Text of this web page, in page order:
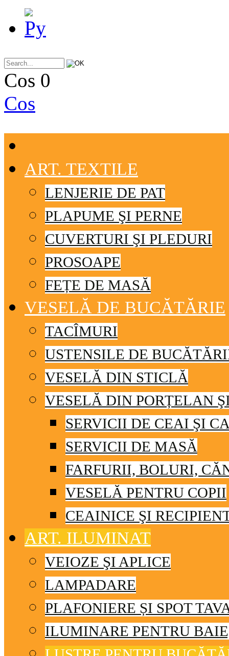
Cos 0
Cos
ART. TEXTILE
LENJERIE DE PAT
PLAPUME ŞI PERNE
CUVERTURI ŞI PLEDURI
PROSOAPE
FEȚE DE MASĂ
VESELĂ DE BUCĂTĂRIE
TACÎMURI
USTENSILE DE
VESELĂ DIN STICLĂ
VESELĂ DIN PORȚELAN
SERVICII DE CEAI ŞI
SERVICII DE MASĂ
FARFURII, BOLURI,
VESELĂ PENTRU COPII
CEAINICE ŞI
ART. ILUMINAT
VEIOZE ŞI APLICE
LAMPADARE
PLAFONIERE ȘI SPOT
ILUMINARE PENTRU